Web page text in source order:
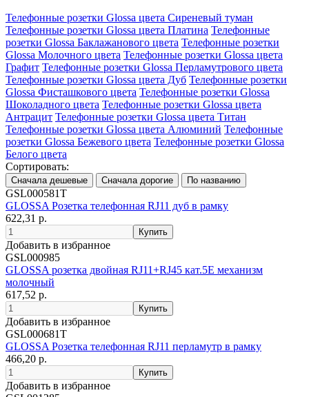
Телефонные розетки Glossa цвета Сиреневый туман
Телефонные розетки Glossa цвета Платина Телефонные
розетки Glossa Баклажанового цвета Телефонные розетки
Glossa Молочного цвета Телефонные розетки Glossa цвета
Графит Телефонные розетки Glossa Перламутрового цвета
Телефонные розетки Glossa цвета Дуб Телефонные розетки
Glossa Фисташкового цвета Телефонные розетки Glossa
Шоколадного цвета Телефонные розетки Glossa цвета
Антрацит Телефонные розетки Glossa цвета Титан
Телефонные розетки Glossa цвета Алюминий Телефонные
розетки Glossa Бежевого цвета Телефонные розетки Glossa
Белого цвета
Сортировать:
GSL000581T
GLOSSA Розетка телефонная RJ11 дуб в рамку
622,31 р.
Добавить в избранное
GSL000985
GLOSSA розетка двойная RJ11+RJ45 кат.5E механизм
молочный
617,52 р.
Добавить в избранное
GSL000681T
GLOSSA Розетка телефонная RJ11 перламутр в рамку
466,20 р.
Добавить в избранное